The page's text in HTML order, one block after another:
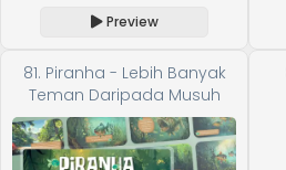
Preview
81. Piranha - Lebih Banyak
Teman Daripada Musuh